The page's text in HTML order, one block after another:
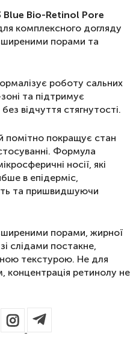
Blue Bio-Retinol Pore
комплексного догляду
порами та
роботу сальних
та підтримує
відчуття стягнутості.
помітно покращує стан
Формула
носії, які
в епідерміс,
та пришвидшуючи
порами, жирної
слідами постакне,
текстурою. Не для
концентрація ретинолу не